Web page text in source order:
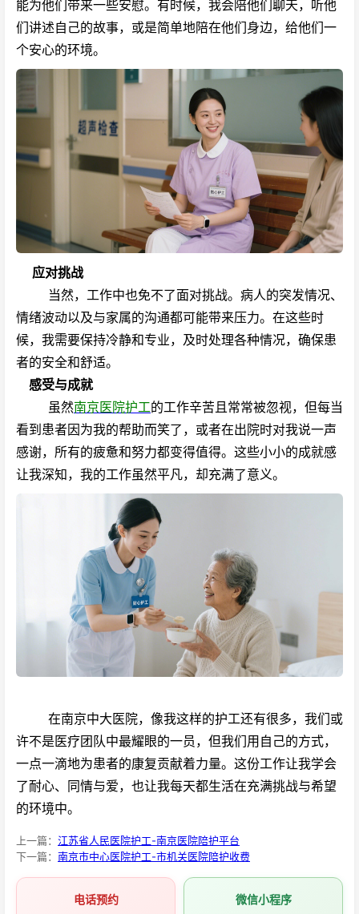
能为他们带来一些安慰。有时候，我会陪他们聊天，听他
们讲述自己的故事，或是简单地陪在他们身边，给他们一
个安心的环境。
应对挑战
当然，工作中也免不了面对挑战。病人的突发情况、
情绪波动以及与家属的沟通都可能带来压力。在这些时
候，我需要保持冷静和专业，及时处理各种情况，确保患
者的安全和舒适。
感受与成就
虽然南京医院护工的工作辛苦且常常被忽视，但每当
看到患者因为我的帮助而笑了，或者在出院时对我说一声
感谢，所有的疲惫和努力都变得值得。这些小小的成就感
让我深知，我的工作虽然平凡，却充满了意义。
在南京中大医院，像我这样的护工还有很多，我们或
许不是医疗团队中最耀眼的一员，但我们用自己的方式，
一点一滴地为患者的康复贡献着力量。这份工作让我学会
了耐心、同情与爱，也让我每天都生活在充满挑战与希望
的环境中。
上一篇： 江苏省人民医院护工-南京医院陪护平台
下一篇： 南京市中心医院护工-市机关医院陪护收费
电话预约 微信小程序